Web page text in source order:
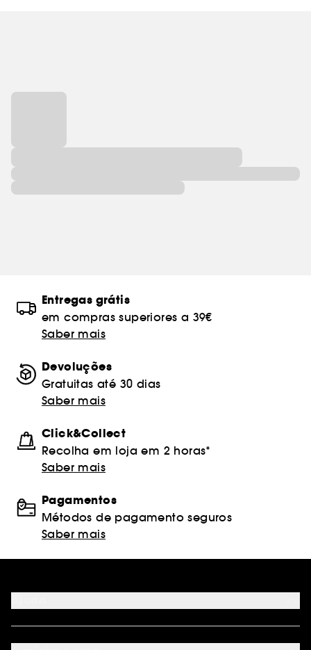
Entregas grátis
em compras superiores a 39€
Saber mais
Devoluções
Gratuitas até 30 dias
Saber mais
Click&Collect
Recolha em loja em 2 horas*
Saber mais
Pagamentos
Métodos de pagamento seguros
Saber mais
FAQ
Métodos de pagamento